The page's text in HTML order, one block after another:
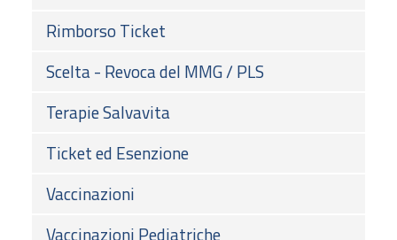
Rimborso Ticket
Scelta - Revoca del MMG / PLS
Terapie Salvavita
Ticket ed Esenzione
Vaccinazioni
Vaccinazioni Pediatriche